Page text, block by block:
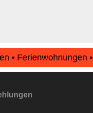
• Ferienwohnungen
Unterkunft.de